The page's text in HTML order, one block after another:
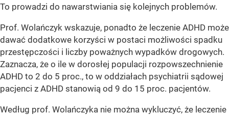
To prowadzi do nawarstwiania się kolejnych problemów.
Prof. Wolańczyk wskazuje, ponadto że leczenie ADHD może
dawać dodatkowe korzyści w postaci możliwości spadku
przestępczości i liczby poważnych wypadków drogowych.
Zaznacza, że o ile w dorosłej populacji rozpowszechnienie
ADHD to 2 do 5 proc., to w oddziałach psychiatrii sądowej
pacjenci z ADHD stanowią od 9 do 15 proc. pacjentów.
Według prof. Wolańczyka nie można wykluczyć, że leczenie